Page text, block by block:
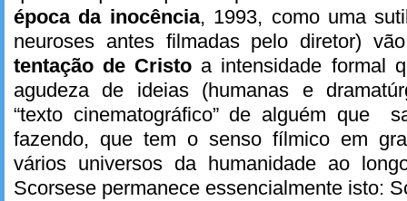
época da inocência, 1993, como uma
neuroses antes filmadas pelo diretor)
tentação de Cristo a intensidade formal
agudeza de ideias (humanas e
“texto cinematográfico” de alguém que
fazendo, que tem o senso fílmico em
vários universos da humanidade ao
Scorsese permanece essencialmente isto: